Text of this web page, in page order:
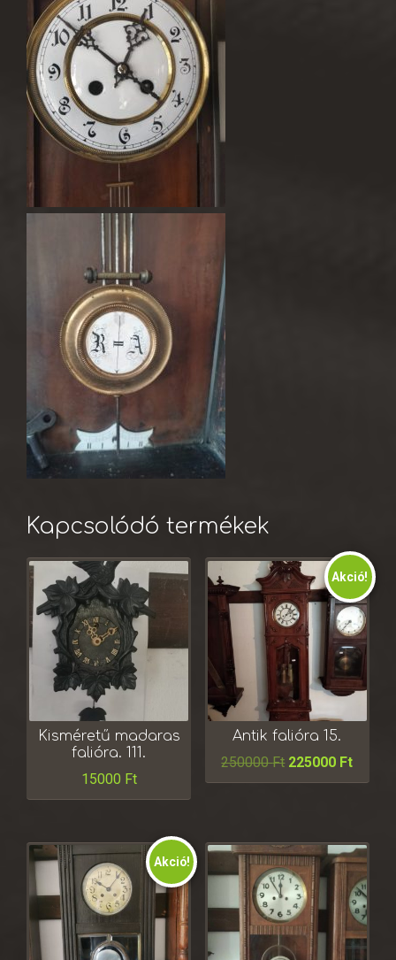
Kapcsolódó termékek
Kisméretű madaras
falióra. 111.
15000 Ft
Akció!
Antik falióra 15.
250000Ft 225000 Ft
Akció!